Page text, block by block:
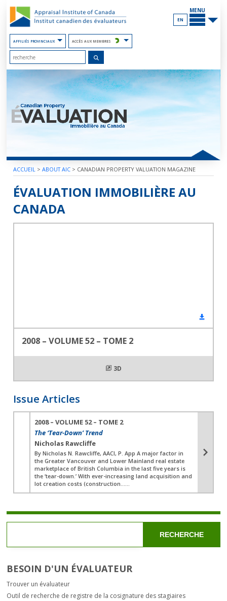
AFFILIÉS PROVINCIAUX ACCÈS AUX MEMBRES
MENU
EN
ACCUEIL >ABOUT AIC > CANADIAN PROPERTY VALUATION MAGAZINE
2008 – VOLUME 52 – TOME 2
ÉVALUATION IMMOBILIÈRE AU
CANADA
2008 – VOLUME 52 – TOME 2
3D
Issue Articles
2008 – VOLUME 52 – TOME 2
The ‘Tear-Down’ Trend
Nicholas Rawcliffe
By Nicholas N. Rawcliffe, AACI, P. App A major factor in
the Greater Vancouver and Lower Mainland real estate
marketplace of British Columbia in the last five years is
the ‘tear-down.’ With ever-increasing land acquisition and
lot creation costs (construction…...
RECHERCHE
BESOIN D'UN ÉVALUATEUR
Trouver un évaluateur
Outil de recherche de registre de la cosignature des stagiaires